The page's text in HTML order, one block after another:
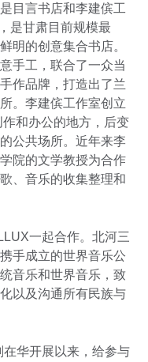
目言书店和李建傧工
是甘肃目前规模最
明的创意集合书店。
手工，联合了一众当
作品牌，打造出了兰
。李建傧工作室创立
和办公的地方，后变
公共场所。近年来李
院的文学教授为合作
、音乐的收集整理和
一起合作。北河三
手成立的世界音乐公
音乐和世界音乐，致
以及沟通所有民族与
在华开展以来，给参与